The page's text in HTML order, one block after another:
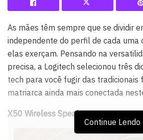
As mães têm sempre que se dividir
independente do perfil de cada uma
elas exerçam. Pensando na
precisa, a Logitech selecionou três
tech para você fugir das tradicionais
matriarca ainda mais conectada
X50 Wireless Speaker
Continue Lendo